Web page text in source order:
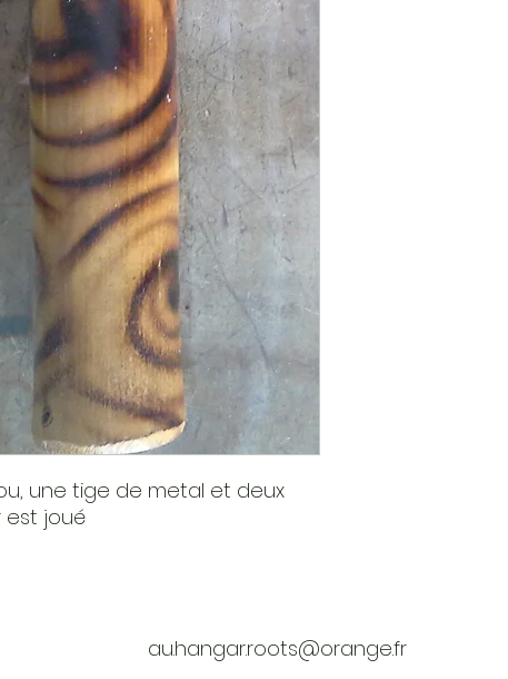
une tige de metal et deux
est joué
au.hangar.roots@orange.fr